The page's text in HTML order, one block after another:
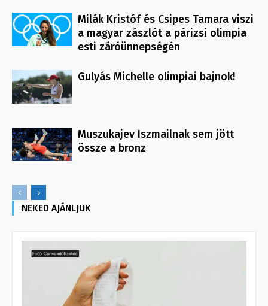
Milák Kristóf és Csipes Tamara viszi
a magyar zászlót a párizsi olimpia
esti záróünnepségén
Gulyás Michelle olimpiai bajnok!
Muszukajev Iszmailnak sem jött
össze a bronz
NEKED AJÁNLJUK